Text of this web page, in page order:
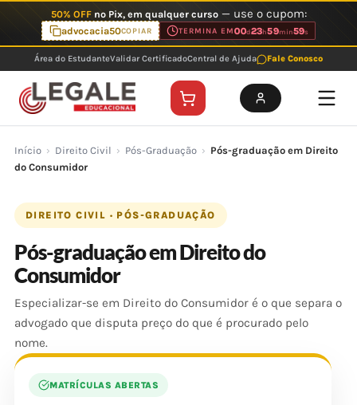
o
conteúdo
50% OFFno Pix, em qualquer curso— use o cupom:
advocacia50COPIAR TERMINA EM00d23h59min59s
Área do EstudanteValidar CertificadoCentral de Ajuda Fale Conosco
Início › Direito Civil › Pós-Graduação › Pós-graduação em Direito
do Consumidor
DIREITO CIVIL · PÓS-GRADUAÇÃO
Pós-graduação em Direito do
Consumidor
Especializar-se em Direito do Consumidor é o que separa o
advogado que disputa preço do que é procurado pelo
nome.
MATRÍCULAS ABERTAS